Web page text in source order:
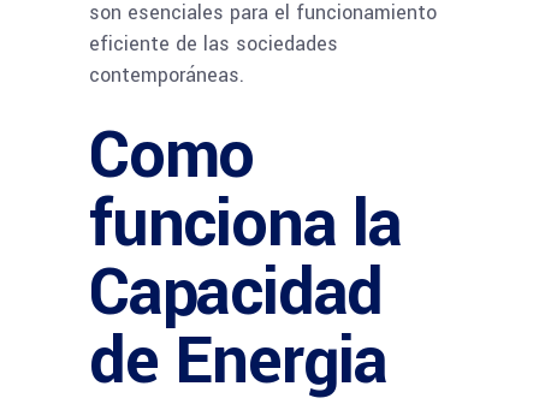
son esenciales para el funcionamiento
eficiente de las sociedades
contemporáneas.
Como
funciona la
Capacidad
de Energia